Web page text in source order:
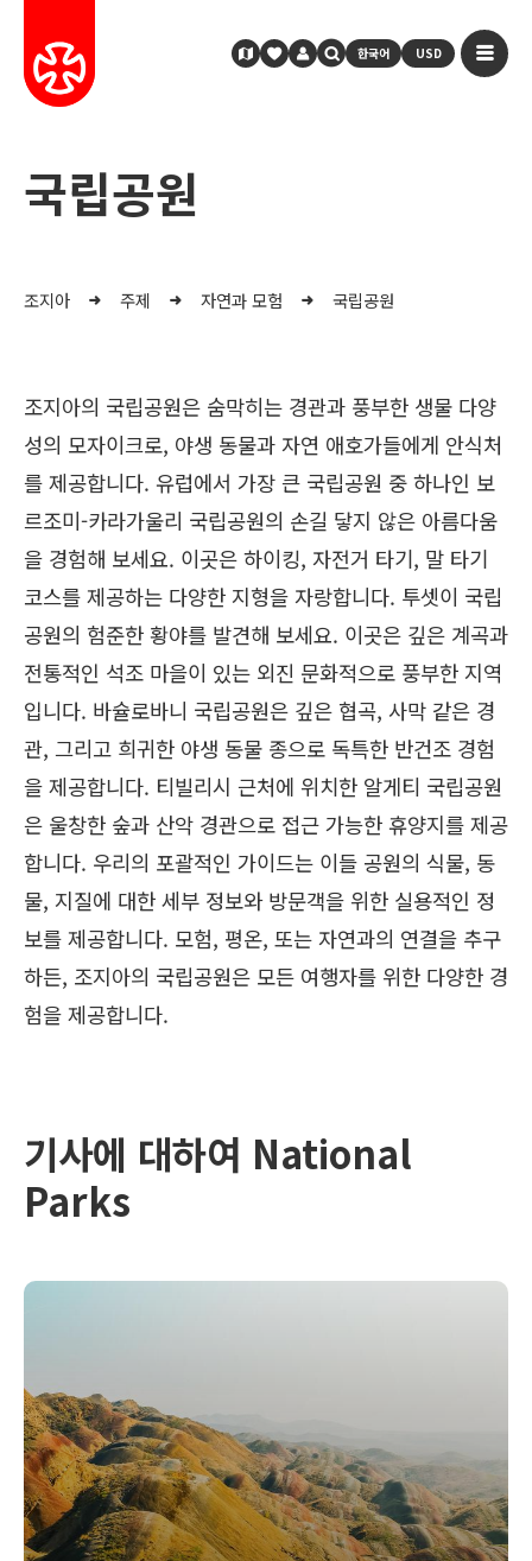
한국어 USD
국립공원
조지아 주제 자연과 모험 국립공원
조지아의 국립공원은 숨막히는 경관과 풍부한 생물 다양
성의 모자이크로, 야생 동물과 자연 애호가들에게 안식처
를 제공합니다. 유럽에서 가장 큰 국립공원 중 하나인 보
르조미-카라가울리 국립공원의 손길 닿지 않은 아름다움
을 경험해 보세요. 이곳은 하이킹, 자전거 타기, 말 타기
코스를 제공하는 다양한 지형을 자랑합니다. 투셋이 국립
공원의 험준한 황야를 발견해 보세요. 이곳은 깊은 계곡과
전통적인 석조 마을이 있는 외진 문화적으로 풍부한 지역
입니다. 바슐로바니 국립공원은 깊은 협곡, 사막 같은 경
관, 그리고 희귀한 야생 동물 종으로 독특한 반건조 경험
을 제공합니다. 티빌리시 근처에 위치한 알게티 국립공원
은 울창한 숲과 산악 경관으로 접근 가능한 휴양지를 제공
합니다. 우리의 포괄적인 가이드는 이들 공원의 식물, 동
물, 지질에 대한 세부 정보와 방문객을 위한 실용적인 정
보를 제공합니다. 모험, 평온, 또는 자연과의 연결을 추구
하든, 조지아의 국립공원은 모든 여행자를 위한 다양한 경
험을 제공합니다.
기사에 대하여 National
Parks